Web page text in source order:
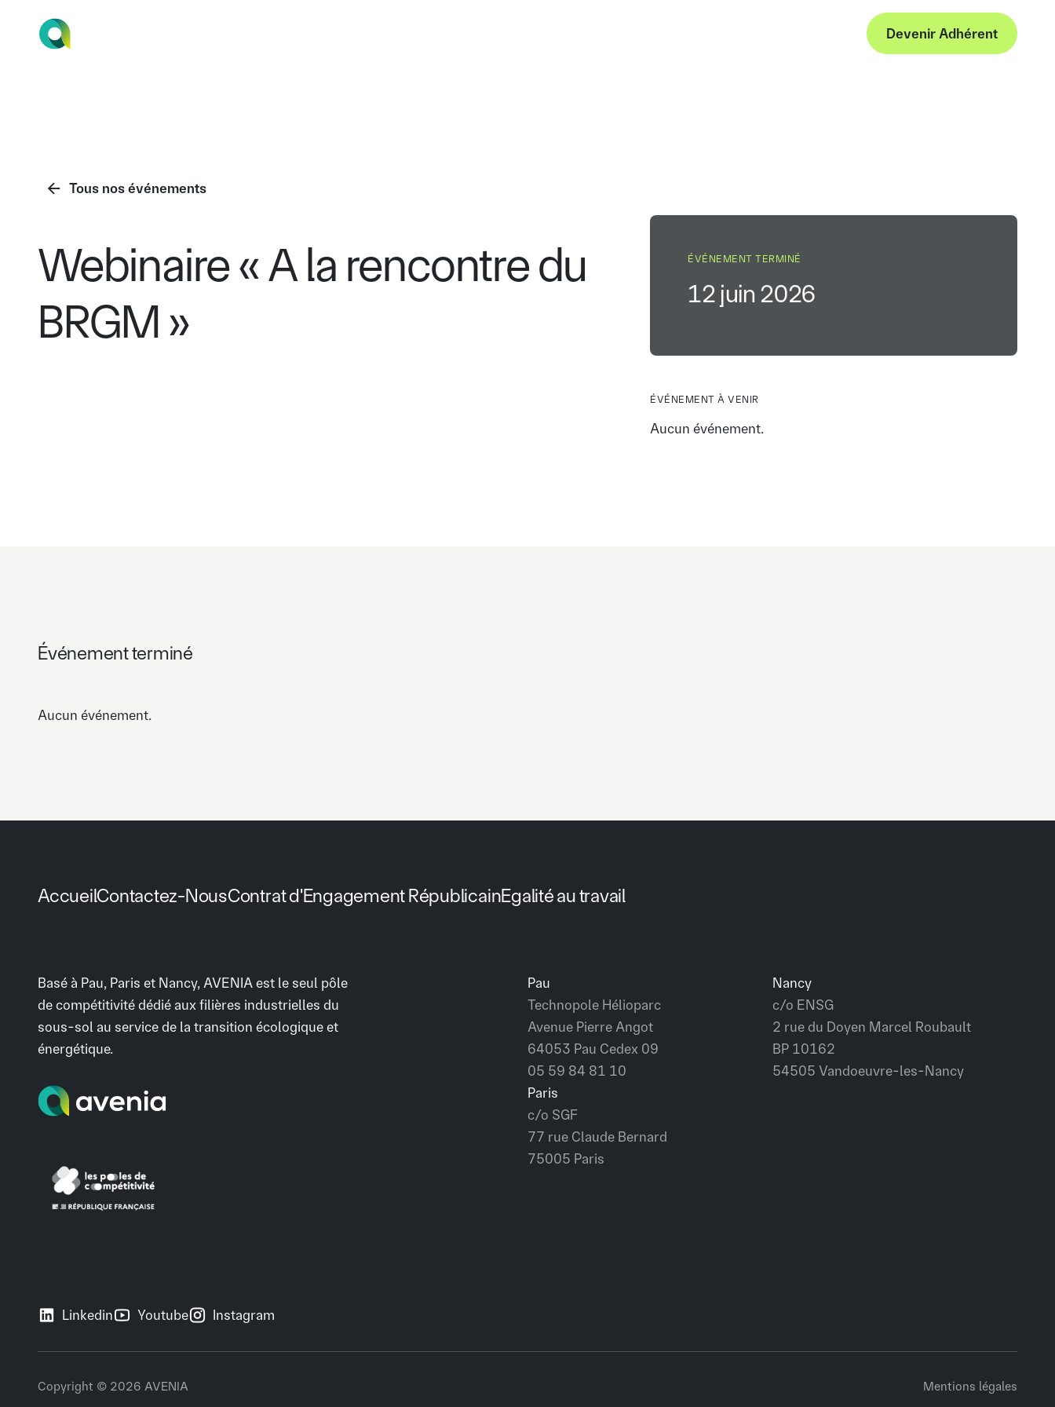
Devenir Adhérent
Devenir Adhérent
Tous nos événements
Webinaire « A la rencontre du
BRGM »
ÉVÉNEMENT TERMINÉ
12 juin 2026
ÉVÉNEMENT À VENIR
Aucun événement.
Événement terminé
Aucun événement.
AccueilContactez-NousContrat d'Engagement RépublicainEgalité au travail
Basé à Pau, Paris et Nancy, AVENIA est le seul pôle
de compétitivité dédié aux filières industrielles du
sous-sol au service de la transition écologique et
énergétique.
Pau
Technopole Hélioparc
Avenue Pierre Angot
64053 Pau Cedex 09
05 59 84 81 10
Nancy
c/o ENSG
2 rue du Doyen Marcel Roubault
BP 10162
54505 Vandoeuvre-les-Nancy
Paris
c/o SGF
77 rue Claude Bernard
75005 Paris
Linkedin Youtube Instagram
Copyright © 2026 AVENIA Mentions légales